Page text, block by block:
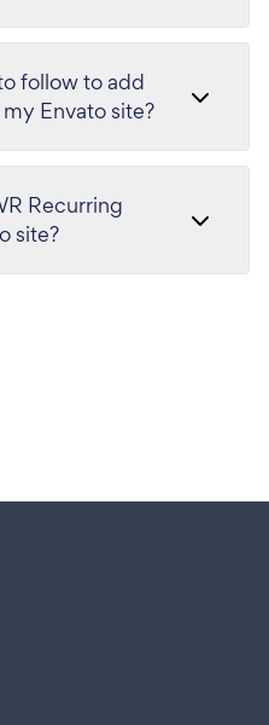
follow to add
Envato site?
Recurring
site?